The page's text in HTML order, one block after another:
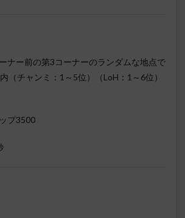
ナー前の第3コーナーのランダムな地点で
（チャンミ：1～5位）（LoH：1～6位）
プ3500